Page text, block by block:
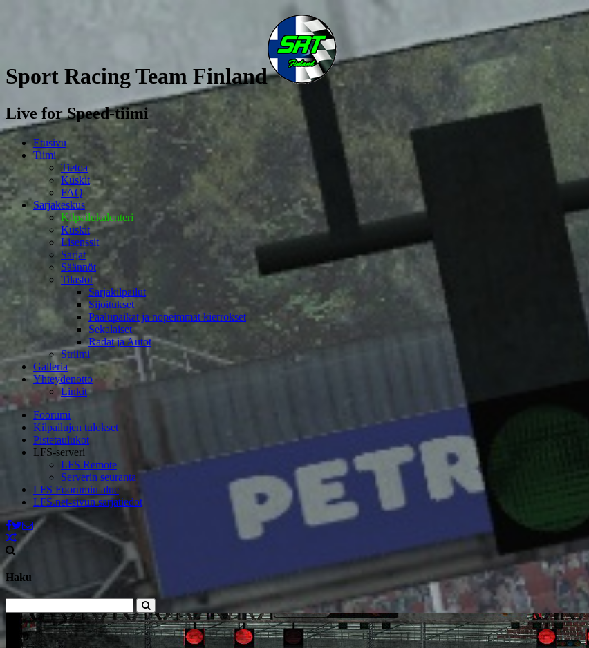
Sport Racing Team Finland
Live for Speed-tiimi
Etusivu
Tiimi
Tietoa
Kuskit
FAQ
Sarjakeskus
Kilpailukalenteri
Kuskit
Lisenssit
Sarjat
Säännöt
Tilastot
Sarjakilpailut
Sijoitukset
Paalupaikat ja nopeimmat kierrokset
Sekalaiset
Radat ja Autot
Striimi
Galleria
Yhteydenotto
Linkit
Foorumi
Kilpailujen tulokset
Pistetaulukot
LFS-serveri
LFS Remote
Serverin seuranta
LFS Foorumin alue
LFS.net-sivun sarjatiedot
Haku